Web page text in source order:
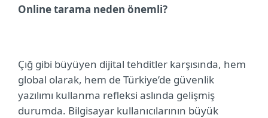
Online tarama neden önemli?
Çığ gibi büyüyen dijital tehditler karşısında, hem
global olarak, hem de Türkiye’de güvenlik
yazılımı kullanma refleksi aslında gelişmiş
durumda. Bilgisayar kullanıcılarının büyük